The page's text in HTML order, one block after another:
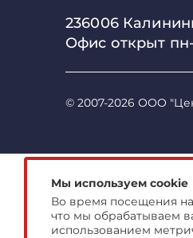
236006
Офис открыт
© 2007-2026 ООО
Мы используем cookie
Во время посещения
что мы обрабатываем
использованием